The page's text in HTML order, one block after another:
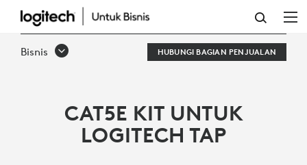
CAT5E
KIT
Bisnis HUBUNGI BAGIAN PENJUALAN
CAT5E KIT UNTUK
LOGITECH TAP